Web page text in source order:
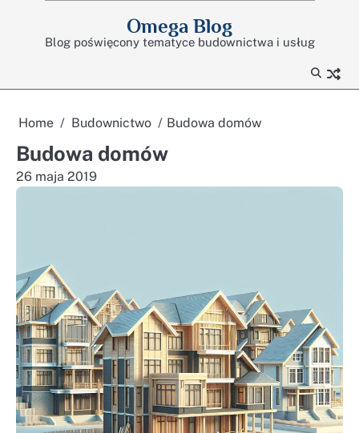
Omega Blog
Blog poświęcony tematyce budownictwa i usług
Home Budownictwo Budowa domów
Budowa domów
26 maja 2019